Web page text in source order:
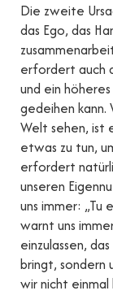
Die zweite
das Ego, das
erfordert auch
und ein
gedeihen kann.
Welt sehen, ist
etwas zu tun,
erfordert
unseren
uns immer: „Tu
warnt uns
einzulassen,
bringt, sondern
wir nicht einmal